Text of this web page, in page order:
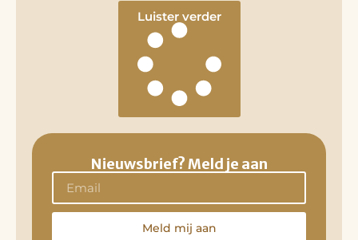
Luister verder
Nieuwsbrief? Meld je aan
Meld mij aan